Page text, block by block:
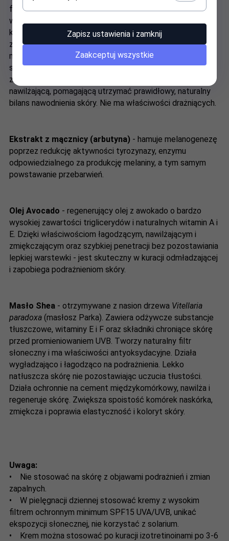
fermentacji ziarna kukurydzy lub utleniania glukozy. Jest
ważnym czynnikiem odżywczym w procesie odnowy
komórki i naturalnym antyoksydantem skutecznie
zwalczającym wolne rodniki oraz wzmacniającym
mechanizmy naprawcze, obronne i ochronne skóry przed
skutkami promieniowania ultrafioletowego i
zanieczyszczeniami środowiska. Jest substancją silnie
nawilżającą, pomagającą utrzymać prawidłowy, naturalny
bilans nawodnienia skóry. Nie ma właściwości drażniących.
Ekstrakt z mącznicy (arbutyna) - hamuje melanogenezę
poprzez redukcję aktywności tyrozynazy, enzymu
odpowiedzialnego za produkcję melaniny, a tym samym
powstawanie przebarwień.
Olej Avocado - regenerujący olej z awokado o bardzo
wysokiej zawartości triglicerydów i naturalnych witamin A i
E. Dzięki właściwościom łagodzącym, nawilżającym i
zmiękczającym oraz szybkiej penetracji bez pozostawiania
lepkiej warstewki - jest skuteczny w kuracji odmładzającej
i zapobiega podrażnieniom skóry.
Masło Shea - otrzymywane z nasion drzewa Vitellaria
paradoxa (masłosz Parka). Zawiera odżywcze substancje
tłuszczowe, witaminy E i F oraz składniki chroniące skórę
przed promieniowaniem UVB. Tworzy naturalny filtr
słoneczny i ma właściwości antyoksydacyjne. Działa
wygładzająco i łagodząco na podrażnienia. Lekko
natłuszcza skórę nie pozostawiając uczucia tłustości.
Działa ochronnie na cement międzykomórkowy, nawilża i
regeneruje skórę. Zwiększa spoistość komórek naskórka,
zmiękcza i poprawia elastyczność i koloryt skóry.
Uwaga:
• Nie stosować na skórę z objawami podrażnień i zmian
zapalnych.
• W pielęgnacji dziennej stosować kremy z wysokim
filtrem ochronnym minimum SPF15 UVA/UVB, unikać
ekspozycji słonecznej, nie korzystać z solarium.
• Krem można stosować po kuracji izotretinoinami po 3-6
Zapisz ustawienia i zamknij
Zaakceptuj wszystkie